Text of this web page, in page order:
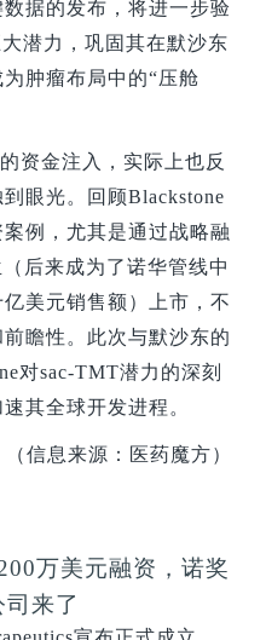
据的发布，将进一步验
潜力，巩固其在默沙东
肿瘤布局中的“压舱
资金注入，实际上也反
眼光。回顾Blackstone
例，尤其是通过战略融
后来成为了诺华管线中
美元销售额）上市，不
瞻性。此次与默沙东的
对sac-TMT潜力的深刻
其全球开发进程。
（信息来源：医药魔方）
万美元融资，诺奖
来了